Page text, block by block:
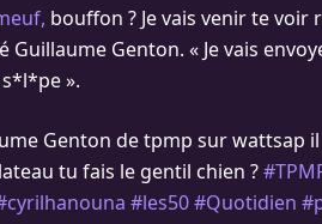
bouffon ? Je vais venir te
Guillaume Genton. « Je vais
».
Genton de tpmp sur wattsap
tu fais le gentil chien ?
#les50#Quotidien